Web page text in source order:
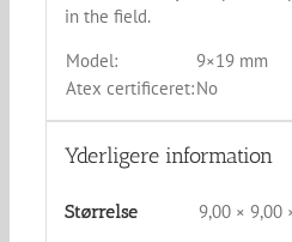
in the field.
Model:
9×19 mm
Atex certificeret:No
Yderligere information
Størrelse 9,00 × 9,00